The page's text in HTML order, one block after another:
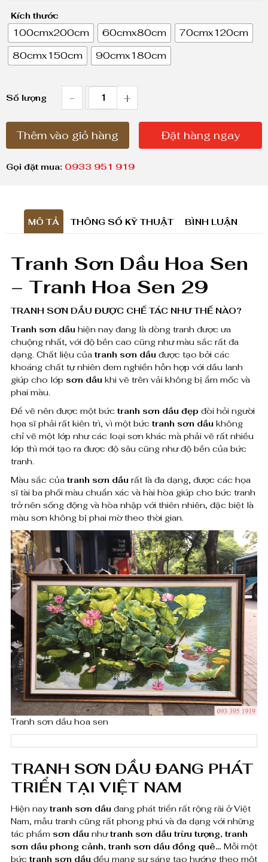
ả
n
:
t
8
0
0
0
₫
đ
n
8
,
0
0
,
0
0
0
₫
Kích thước
100cmx200cm 60cmx80cm
70cmx120cm
80cmx150cm
90cmx180cm
Số lượng -
T
a
n
ơ
D
ầ
u
H
o
a
e
n
T
r
a
h
H
o
a
S
e
n
2
9
s
ố
l
ư
ợ
+
Thêm vào giỏ hàng Đặt hàng ngay
Gọi đặt mua: 0933 951 919
MÔ TẢ THÔNG SỐ KỸ THUẬT BÌNH LUẬN
Tranh Sơn Dầu Hoa Sen
– Tranh Hoa Sen 29
TRANH SƠN DẦU ĐƯỢC CHẾ TÁC NHƯ THẾ NÀO?
Tranh sơn dầu hiện nay đang là dòng tranh được ưa
chuộng nhất, với độ bền cao cũng như màu sắc rất đa
dạng. Chất liệu của tranh sơn dầu được tạo bởi các
khoáng chất tự nhiên đem nghiền hỗn hợp với dầu lanh
giúp cho lớp sơn dầu khi vẽ trên vải không bị ẩm mốc và
phai màu.
Để vẽ nên được một bức tranh sơn dầu đẹp đòi hỏi người
họa sĩ phải rất kiên trì, vì một bức tranh sơn dầu không
chỉ vẽ một lớp như các loại sơn khác mà phải vẽ rất nhiều
lớp thì mới tạo ra được độ sâu cũng như độ bền của bức
tranh.
Màu sắc của tranh sơn dầu rất là đa dạng, được các họa
sĩ tài ba phối màu chuẩn xác và hài hòa giúp cho bức tranh
trở nên sống động và hòa nhập với thiên nhiên, đặc biệt là
màu sơn không bị phai mờ theo thời gian.
Tranh sơn dầu hoa sen
TRANH SƠN DẦU ĐANG PHÁT
TRIỂN TẠI VIỆT NAM
Hiện naytranh sơn dầu đang phát triển rất rộng rãi ở Việt
Nam, mẫu tranh cũng rất phong phú và đa dạng với những
tác phẩm sơn dầu nhưtranh sơn dầu trừu tượng, tranh
sơn dầu phong cảnh, tranh sơn dầu đồng quê… Mỗi một
bức tranh sơn dầu đều mang sự sáng tạo hướng theo một